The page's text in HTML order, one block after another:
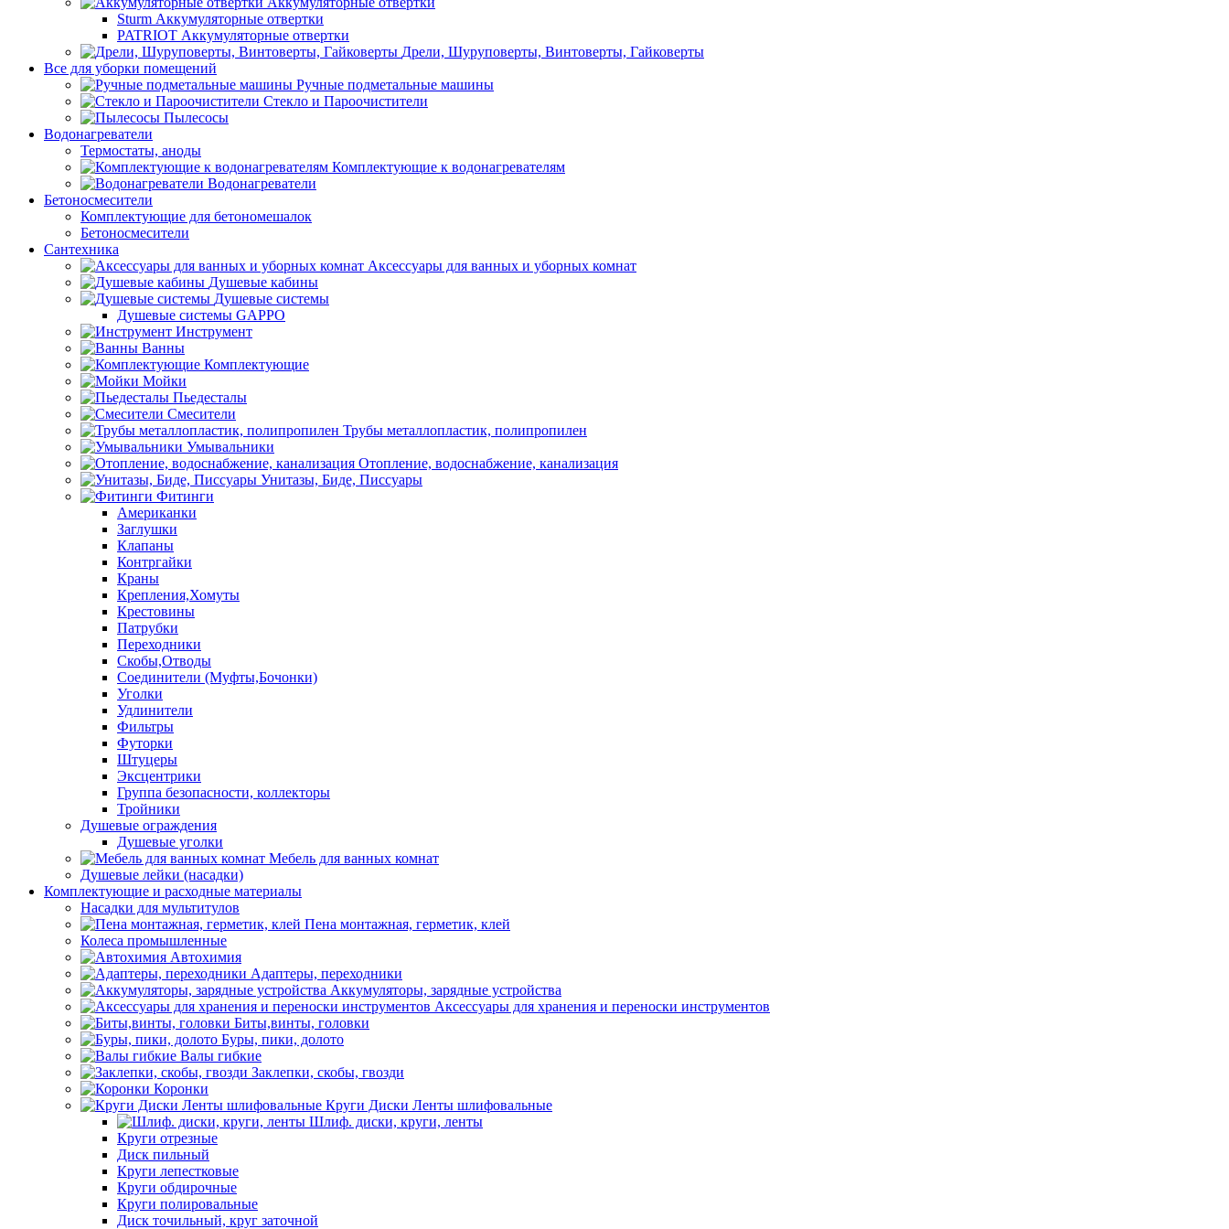
Sturm Аккумуляторные отвертки
PATRIOT Аккумуляторные отвертки
Дрели, Шуруповерты, Винтоверты, Гайковерты
Все для уборки помещений
Ручные подметальные машины
Стекло и Пароочистители
Пылесосы
Водонагреватели
Термостаты, аноды
Комплектующие к водонагревателям
Водонагреватели
Бетоносмесители
Комплектующие для бетономешалок
Бетоносмесители
Сантехника
Аксессуары для ванных и уборных комнат
Душевые кабины
Душевые системы
Душевые системы GAPPO
Инструмент
Ванны
Комплектующие
Мойки
Пьедесталы
Смесители
Трубы металлопластик, полипропилен
Умывальники
Отопление, водоснабжение, канализация
Унитазы, Биде, Писсуары
Фитинги
Американки
Заглушки
Клапаны
Контргайки
Краны
Крепления,Хомуты
Крестовины
Патрубки
Переходники
Скобы,Отводы
Соединители (Муфты,Бочонки)
Уголки
Удлинители
Фильтры
Футорки
Штуцеры
Эксцентрики
Группа безопасности, коллекторы
Тройники
Душевые ограждения
Душевые уголки
Мебель для ванных комнат
Душевые лейки (насадки)
Комплектующие и расходные материалы
Насадки для мультитулов
Пена монтажная, герметик, клей
Колеса промышленные
Автохимия
Адаптеры, переходники
Аккумуляторы, зарядные устройства
Аксессуары для хранения и переноски инструментов
Биты,винты, головки
Буры, пики, долото
Валы гибкие
Заклепки, скобы, гвозди
Коронки
Круги Диски Ленты шлифовальные
Шлиф. диски, круги, ленты
Круги отрезные
Диск пильный
Круги лепестковые
Круги обдирочные
Круги полировальные
Диск точильный, круг заточной